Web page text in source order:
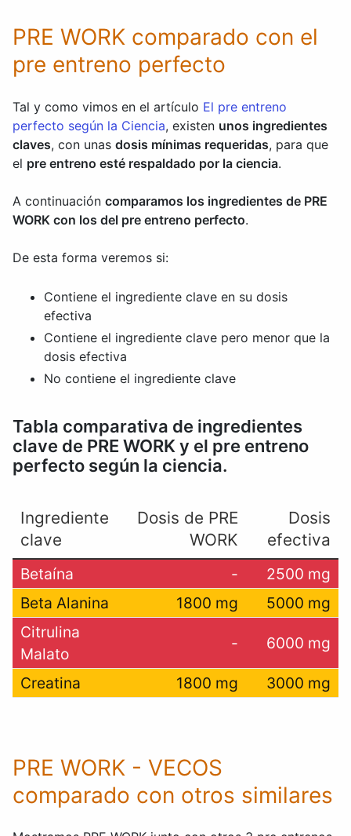
PRE WORK comparado con el
pre entreno perfecto
Tal y como vimos en el artículo El pre entreno
perfecto según la Ciencia, existen unos ingredientes
claves, con unas dosis mínimas requeridas, para que
el pre entreno esté respaldado por la ciencia.
A continuación comparamos los ingredientes de PRE
WORK con los del pre entreno perfecto.
De esta forma veremos si:
Contiene el ingrediente clave en su dosis
efectiva
Contiene el ingrediente clave pero menor que la
dosis efectiva
No contiene el ingrediente clave
Tabla comparativa de ingredientes
clave de PRE WORK y el pre entreno
perfecto según la ciencia.
Ingrediente
clave
Dosis de PRE
WORK
Dosis
efectiva
Betaína -
2500 mg
Beta Alanina
1800 mg
5000 mg
Citrulina
Malato
- 6000 mg
Creatina 1800 mg 3000 mg
PRE WORK - VECOS
comparado con otros similares